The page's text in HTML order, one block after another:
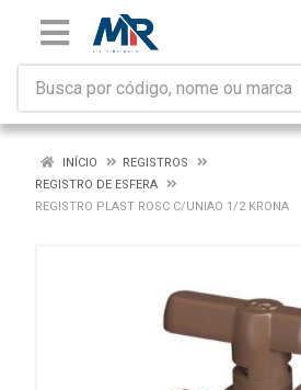
INÍCIO
REGISTROS
REGISTRO DE ESFERA
REGISTRO PLAST ROSC C/UNIAO 1/2 KRONA